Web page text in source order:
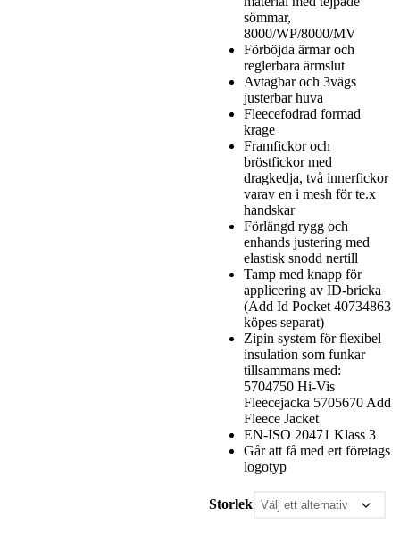
sömmar,
8000/WP/8000/MV
Förböjda ärmar och
reglerbara ärmslut
Avtagbar och 3vägs
justerbar huva
Fleecefodrad formad
krage
Framfickor och
bröstfickor med
dragkedja, två innerfickor
varav en i mesh för te.x
handskar
Förlängd rygg och
enhands justering med
elastisk snodd nertill
Tamp med knapp för
applicering av ID-bricka
(Add Id Pocket 40734863
köpes separat)
Zipin system för flexibel
insulation som funkar
tillsammans med:
5704750 Hi-Vis
Fleecejacka 5705670 Add
Fleece Jacket
EN-ISO 20471 Klass 3
Går att få med ert företags
logotyp
Storlek